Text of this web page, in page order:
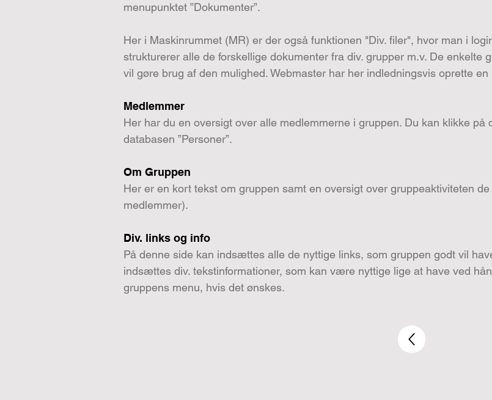
menupunktet ”Dokumenter”.
Her i Maskinrummet (MR) er der også funktionen "Div. filer", hvor man i
strukturerer alle de forskellige dokumenter fra div. grupper m.v. De enkelte
vil gøre brug af den mulighed. Webmaster har her indledningsvis oprette
Medlemmer
Her har du en oversigt over alle medlemmerne i gruppen. Du kan klikke på
databasen ”Personer”.
Om Gruppen
Her er en kort tekst om gruppen samt en oversigt over gruppeaktiviteten
medlemmer).
Div. links og info
På denne side kan indsættes alle de nyttige links, som gruppen godt vil
indsættes div. tekstinformationer, som kan være nyttige lige at have ved
gruppens menu, hvis det ønskes.